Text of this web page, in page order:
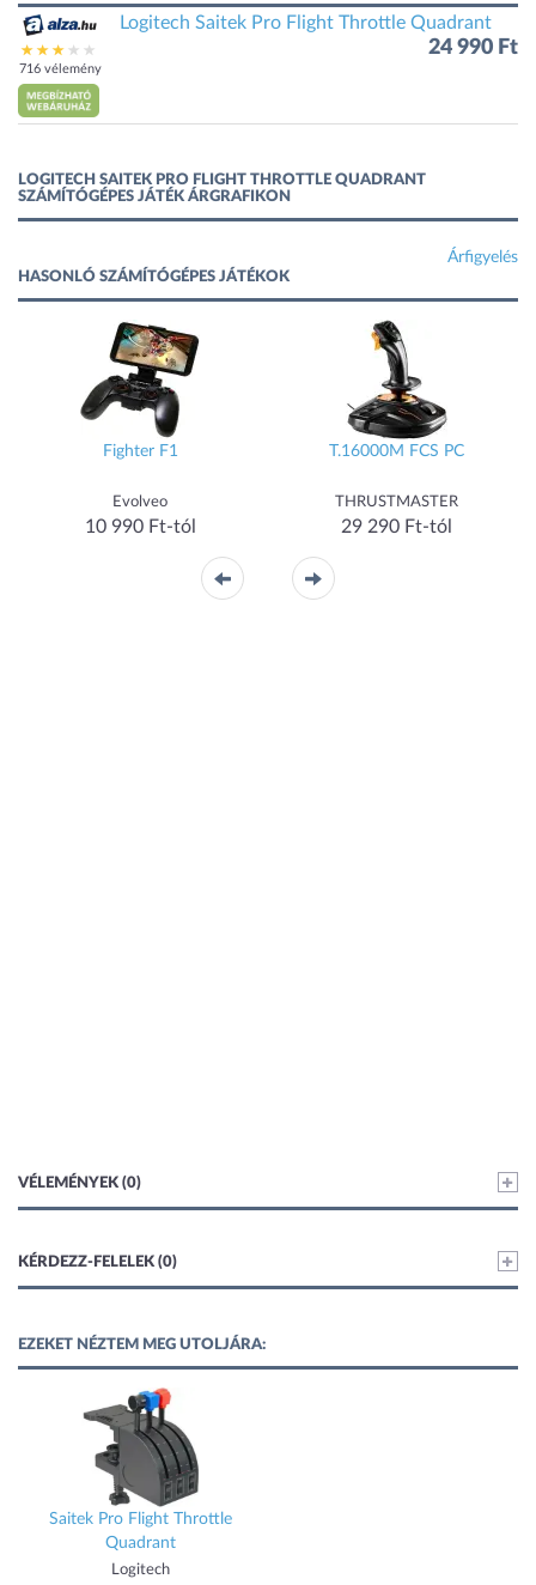
716 vélemény
Logitech Saitek Pro Flight Throttle Quadrant
24 990 Ft
LOGITECH SAITEK PRO FLIGHT THROTTLE QUADRANT
SZÁMÍTÓGÉPES JÁTÉK ÁRGRAFIKON
Árfigyelés
HASONLÓ SZÁMÍTÓGÉPES JÁTÉKOK
Fighter F1
Evolveo
10 990 Ft-tól
T.16000M FCS PC
THRUSTMASTER
29 290 Ft-tól
VÉLEMÉNYEK (0)
KÉRDEZZ-FELELEK (0)
EZEKET NÉZTEM MEG UTOLJÁRA:
Saitek Pro Flight Throttle
Quadrant
Logitech